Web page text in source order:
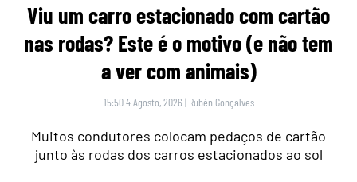
Viu um carro estacionado com cartão
nas rodas? Este é o motivo (e não tem
a ver com animais)
15:50 4 Agosto, 2026 | Rubén Gonçalves
Muitos condutores colocam pedaços de cartão
junto às rodas dos carros estacionados ao sol